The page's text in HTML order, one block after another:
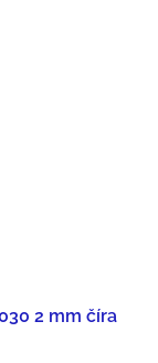
2 mm číra